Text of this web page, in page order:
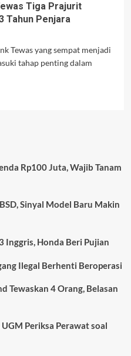
Tiga Prajurit
Tahun Penjara
Tewas yang sempat menjadi
tahap penting dalam
Rp100 Juta, Wajib Tanam
Sinyal Model Baru Makin
Inggris, Honda Beri Pujian
Ilegal Berhenti Beroperasi
Tewaskan 4 Orang, Belasan
UGM Periksa Perawat soal